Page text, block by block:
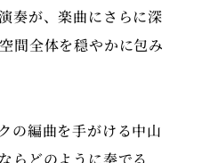
奏が、楽曲にさらに深
間全体を穏やかに包み
の編曲を手がける中山
らどのように奏でる